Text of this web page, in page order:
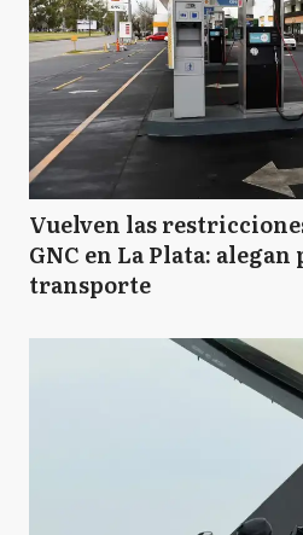
Vuelven las
GNC en La Plata:
transporte